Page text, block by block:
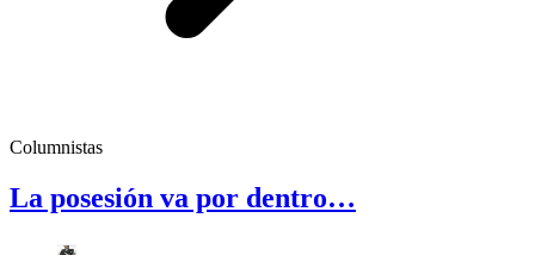
Columnistas
La posesión va por dentro…